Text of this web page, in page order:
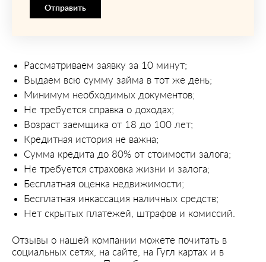
Отправить
Рассматриваем заявку за 10 минут;
Выдаем всю сумму займа в тот же день;
Минимум необходимых документов;
Не требуется справка о доходах;
Возраст заемщика от 18 до 100 лет;
Кредитная история не важна;
Сумма кредита до 80% от стоимости залога;
Не требуется страховка жизни и залога;
Бесплатная оценка недвижимости;
Бесплатная инкассация наличных средств;
Нет скрытых платежей, штрафов и комиссий.
Отзывы о нашей компании можете почитать в
социальных сетях, на сайте, на Гугл картах и в